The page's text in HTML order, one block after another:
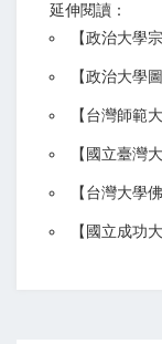
延伸閱讀：
【政治大學
【政治大學
【台灣師範
【 國立臺灣
【台灣大學
【 國立成功